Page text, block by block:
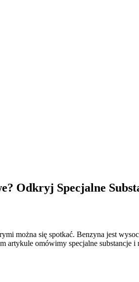
Odkryj Specjalne
można się spotkać. Benzyna jest
artykule omówimy specjalne